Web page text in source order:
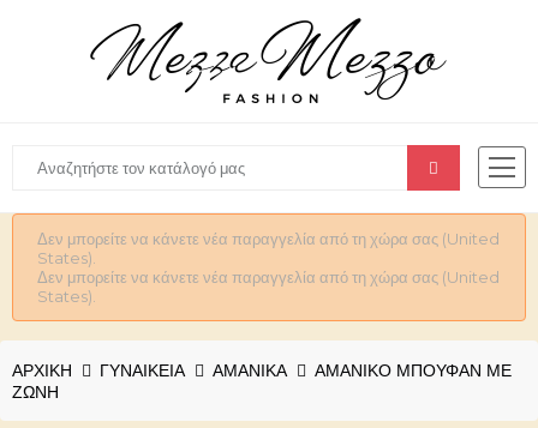
Δεν μπορείτε να κάνετε νέα παραγγελία από τη χώρα σας (United
States).
Δεν μπορείτε να κάνετε νέα παραγγελία από τη χώρα σας (United
States).
ΑΡΧΙΚΉ ΓΥΝΑΙΚΕΊΑ ΑΜΑΝΙΚΑ
ΑΜΆΝΙΚΟ ΜΠΟΥΦΆΝ ΜΕ
ΖΏΝΗ